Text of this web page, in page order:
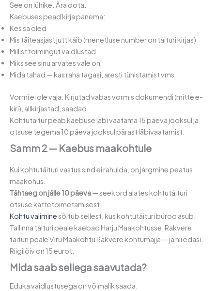
See on lühike. Ära oota.
Kaebuses pead kirja panema:
Kes sa oled
Mis täiteasjast jutt käib (menetluse number on täituri kirjas)
Millist toimingut vaidlustad
Miks see sinu arvates vale on
Mida tahad — kas raha tagasi, aresti tühistamist vms
Vormi ei ole vaja. Kirjutad vabas vormis dokumendi (mitte e-
kiri), allkirjastad, saadad.
Kohtutäitur peab kaebuse läbi vaatama 15 päeva jooksul ja
otsuse tegema 10 päeva jooksul pärast läbivaatamist.
Samm 2 — Kaebus maakohtule
Kui kohtutäituri vastus sind ei rahulda, on järgmine peatus
maakohus.
Tähtaeg on jälle 10 päeva— seekord alates kohtutäituri
otsuse kättetoimetamisest.
Kohtu valiminesõltub sellest, kus kohtutäituri büroo asub.
Tallinna täituri peale kaebad Harju Maakohtusse, Rakvere
täituri peale Viru Maakohtu Rakvere kohtumajja — ja nii edasi.
Riigilõiv on 15 eurot.
Mida saab sellega saavutada?
Eduka vaidlustusega on võimalik saada: